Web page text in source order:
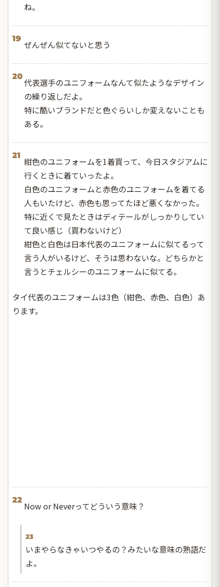
ね。
19
ぜんぜん似てないと思う
20
代表選手のユニフォームなんて似たようなデザイン
の繰り返しだよ。
特に酷いブランドだと色ぐらいしか変えないことも
ある。
21
紺色のユニフォームを1着買って、今日スタジアムに
行くときに着ていったよ。
白色のユニフォームと赤色のユニフォームを着てる
人もいたけど、赤色も思ってたほど悪くなかった。
特に近くで見たときはディテールがしっかりしてい
て良い感じ（買わないけど）
紺色と白色は日本代表のユニフォームに似てるって
言う人がいるけど、そうは思わないな。どちらかと
言うとチェルシーのユニフォームに似てる。
タイ代表のユニフォームは3色（紺色、赤色、白色）あ
ります。
22
Now or Neverってどういう意味？
23
いまやらなきゃいつやるの？みたいな意味の熟語だ
よ。